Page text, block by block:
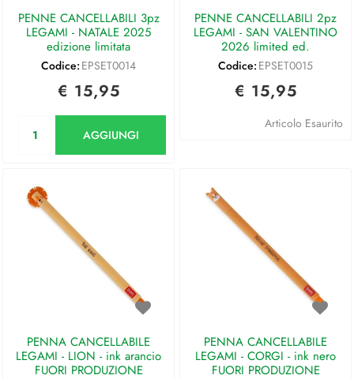
PENNE CANCELLABILI 3pz
LEGAMI - NATALE 2025
edizione limitata
Codice: EPSET0014
€ 15,95
AGGIUNGI
PENNE CANCELLABILI 2pz
LEGAMI - SAN VALENTINO
2026 limited ed.
Codice: EPSET0015
€ 15,95
Articolo Esaurito
PENNA CANCELLABILE
LEGAMI - LION - ink arancio
FUORI PRODUZIONE
PENNA CANCELLABILE
LEGAMI - CORGI - ink nero
FUORI PRODUZIONE